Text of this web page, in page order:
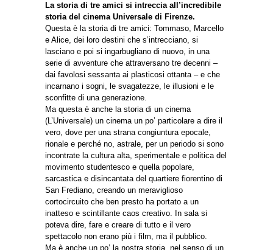
La storia di tre amici si intreccia all’incredibile
storia del cinema Universale di Firenze.
Questa è la storia di tre amici: Tommaso, Marcello
e Alice, dei loro destini che s’intrecciano, si
lasciano e poi si ingarbugliano di nuovo, in una
serie di avventure che attraversano tre decenni –
dai favolosi sessanta ai plasticosi ottanta – e che
incarnano i sogni, le svagatezze, le illusioni e le
sconfitte di una generazione.
Ma questa è anche la storia di un cinema
(L’Universale) un cinema un po’ particolare a dire il
vero, dove per una strana congiuntura epocale,
rionale e perché no, astrale, per un periodo si sono
incontrate la cultura alta, sperimentale e politica del
movimento studentesco e quella popolare,
sarcastica e disincantata del quartiere fiorentino di
San Frediano, creando un meraviglioso
cortocircuito che ben presto ha portato a un
inatteso e scintillante caos creativo. In sala si
poteva dire, fare e creare di tutto e il vero
spettacolo non erano più i film, ma il pubblico.
Ma è anche un po’ la nostra storia, nel senso di un